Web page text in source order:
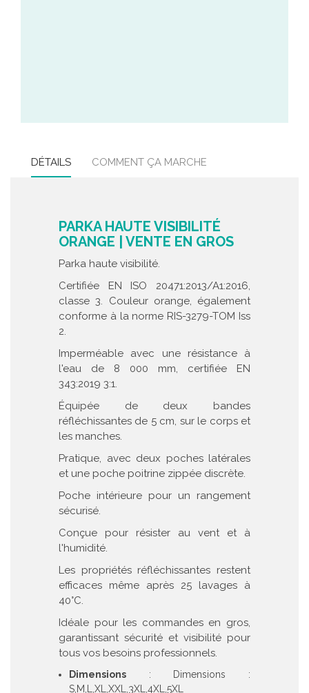
DÉTAILS COMMENT ÇA MARCHE
PARKA HAUTE VISIBILITÉ
ORANGE | VENTE EN GROS
Parka haute visibilité.
Certifiée EN ISO 20471:2013/A1:2016,
classe 3. Couleur orange, également
conforme à la norme RIS-3279-TOM Iss
2.
Imperméable avec une résistance à
l'eau de 8 000 mm, certifiée EN
343:2019 3:1.
Équipée de deux bandes
réfléchissantes de 5 cm, sur le corps et
les manches.
Pratique, avec deux poches latérales
et une poche poitrine zippée discrète.
Poche intérieure pour un rangement
sécurisé.
Conçue pour résister au vent et à
l'humidité.
Les propriétés réfléchissantes restent
efficaces même après 25 lavages à
40°C.
Idéale pour les commandes en gros,
garantissant sécurité et visibilité pour
tous vos besoins professionnels.
Dimensions : Dimensions :
S,M,L,XL,XXL,3XL,4XL,5XL